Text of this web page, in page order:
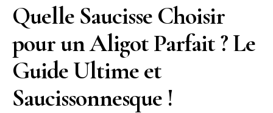
Quelle Saucisse Choisir
pour un Aligot Parfait ? Le
Guide Ultime et
Saucissonnesque !